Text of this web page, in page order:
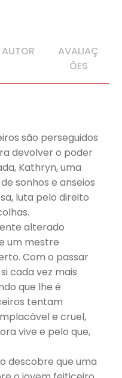
AUTOR
AVALIAÇ
ÕES
são perseguidos
devolver o poder
Kathryn, uma
sonhos e anseios
luta pelo direito
alterado
um mestre
Com o passar
cada vez mais
que lhe é
tentam
e cruel,
vive e pelo que,
descobre que uma